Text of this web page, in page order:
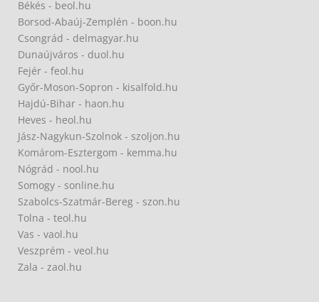
Békés - beol.hu
Borsod-Abaúj-Zemplén - boon.hu
Csongrád - delmagyar.hu
Dunaújváros - duol.hu
Fejér - feol.hu
Győr-Moson-Sopron - kisalfold.hu
Hajdú-Bihar - haon.hu
Heves - heol.hu
Jász-Nagykun-Szolnok - szoljon.hu
Komárom-Esztergom - kemma.hu
Nógrád - nool.hu
Somogy - sonline.hu
Szabolcs-Szatmár-Bereg - szon.hu
Tolna - teol.hu
Vas - vaol.hu
Veszprém - veol.hu
Zala - zaol.hu